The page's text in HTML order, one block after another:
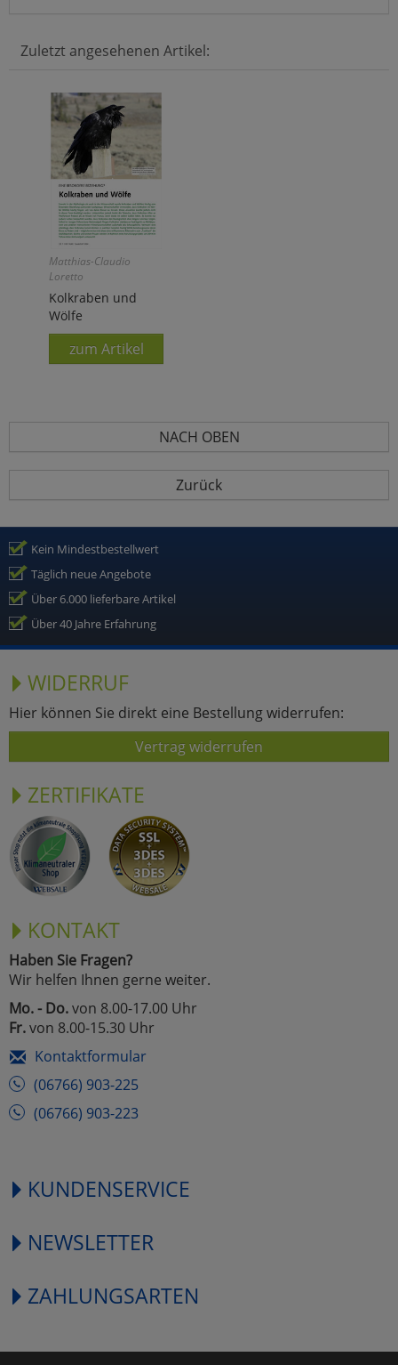
Zuletzt angesehenen Artikel:
Matthias-Claudio
Loretto
Kolkraben und
Wölfe
zum Artikel
NACH OBEN
Zurück
Kein Mindestbestellwert
Täglich neue Angebote
Über 6.000 lieferbare Artikel
Über 40 Jahre Erfahrung
WIDERRUF
Hier können Sie direkt eine Bestellung widerrufen:
Vertrag widerrufen
ZERTIFIKATE
KONTAKT
Haben Sie Fragen?
Wir helfen Ihnen gerne weiter.
Mo. - Do.von 8.00-17.00 Uhr
Fr.von 8.00-15.30 Uhr
Kontaktformular
(06766) 903-225
(06766) 903-223
KUNDENSERVICE
NEWSLETTER
ZAHLUNGSARTEN